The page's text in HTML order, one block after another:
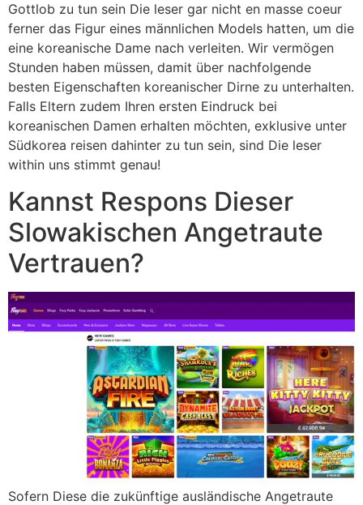
Gottlob zu tun sein Die leser gar nicht en masse coeur
ferner das Figur eines männlichen Models hatten, um die
eine koreanische Dame nach verleiten. Wir vermögen
Stunden haben müssen, damit über nachfolgende
besten Eigenschaften koreanischer Dirne zu unterhalten.
Falls Eltern zudem Ihren ersten Eindruck bei
koreanischen Damen erhalten möchten, exklusive unter
Südkorea reisen dahinter zu tun sein, sind Die leser
within uns stimmt genau!
Kannst Respons Dieser
Slowakischen Angetraute
Vertrauen?
Sofern Diese die zukünftige ausländische Angetraute